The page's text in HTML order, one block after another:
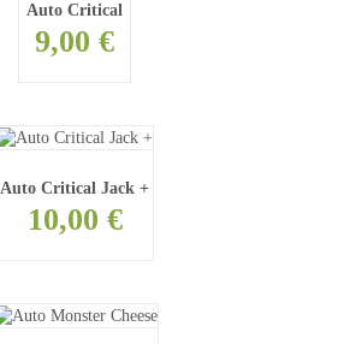
Auto Critical
9,00 €
Auto Critical Jack +
10,00 €